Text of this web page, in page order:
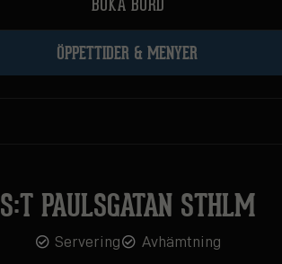
BOKA BORD
ÖPPETTIDER & MENYER
S:T PAULSGATAN STHLM
Servering Avhämtning